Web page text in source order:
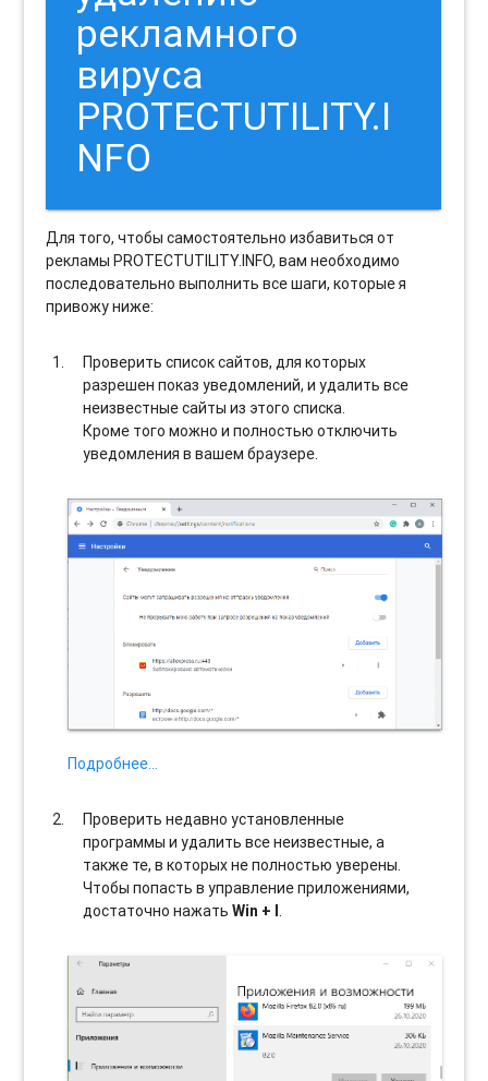
рекламного
вируса
PROTECTUTILITY.I
NFO
Для того, чтобы самостоятельно избавиться от
рекламы PROTECTUTILITY.INFO, вам необходимо
последовательно выполнить все шаги, которые я
привожу ниже:
Проверить список сайтов, для которых
разрешен показ уведомлений, и удалить все
неизвестные сайты из этого списка.
Кроме того можно и полностью отключить
уведомления в вашем браузере.
Подробнее…
Проверить недавно установленные
программы и удалить все неизвестные, а
также те, в которых не полностью уверены.
Чтобы попасть в управление приложениями,
достаточно нажатьWin + I.